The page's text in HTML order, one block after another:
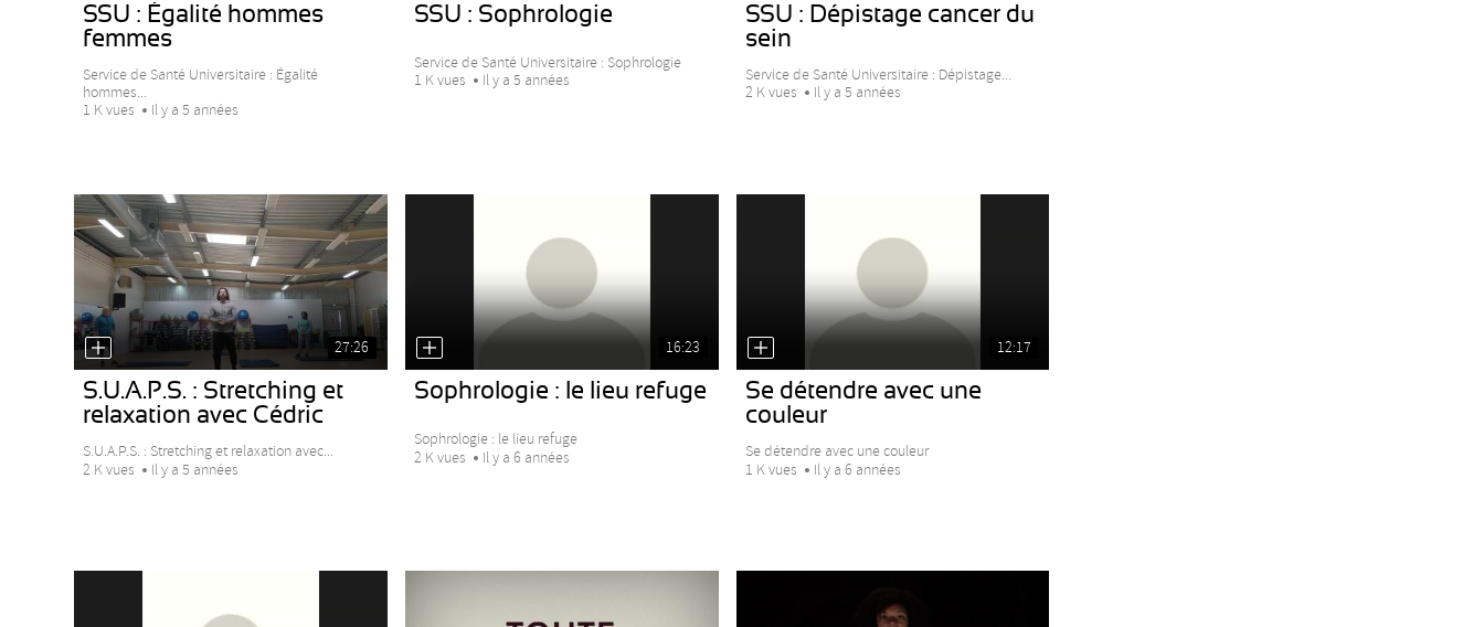
SSU : Égalité hommes
femmes
Service de Santé Universitaire : Égalité
hommes...
1 K vues
Il y a 5 années
SSU : Sophrologie
Service de Santé Universitaire : Sophrologie
1 K vues
Il y a 5 années
SSU : Dépistage cancer du
sein
Service de Santé Universitaire : Dépistage...
2 K vues
Il y a 5 années
27:26
S.U.A.P.S. : Stretching et
relaxation avec Cédric
S.U.A.P.S. : Stretching et relaxation avec...
2 K vues
Il y a 5 années
16:23
Sophrologie : le lieu refuge
Sophrologie : le lieu refuge
2 K vues
Il y a 6 années
12:17
Se détendre avec une
couleur
Se détendre avec une couleur
1 K vues
Il y a 6 années